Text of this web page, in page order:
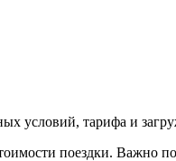
условий, тарифа и
поездки. Важно